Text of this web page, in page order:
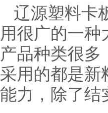
辽源塑料卡
用很广的一
产品种类很多
采用的都是新
能力，除了结